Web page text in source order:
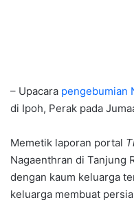
– Upacara pengebumian
di Ipoh, Perak pada
Memetik laporan portal
Nagaenthran di Tanjung
dengan kaum keluarga
keluarga membuat